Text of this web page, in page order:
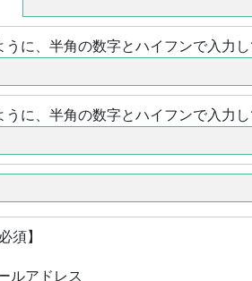
に、半角の数字とハイフンで入力し
に、半角の数字とハイフンで入力し
須】
ルアドレス